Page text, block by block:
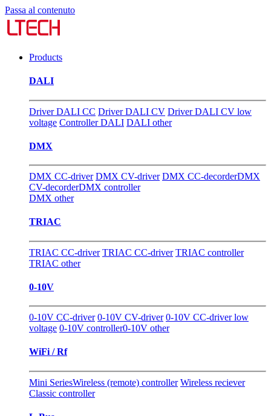
Passa al contenuto
Products
DALI
Driver DALI CC Driver DALI CV Driver DALI CV low
voltage Controller DALI DALI other
DMX
DMX CC-driver DMX CV-driver DMX CC-decorderDMX
CV-decorderDMX controller
DMX other
TRIAC
TRIAC CC-driver TRIAC CC-driver TRIAC controller
TRIAC other
0-10V
0-10V CC-driver 0-10V CV-driver 0-10V CC-driver low
voltage 0-10V controller0-10V other
WiFi / Rf
Mini SeriesWireless (remote) controller Wireless reciever
Classic controller